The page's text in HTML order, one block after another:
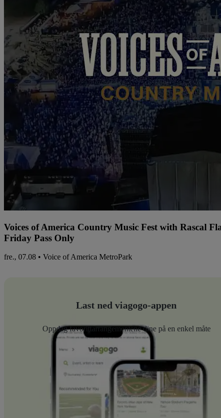
Voices of America Country Music Fest with Rascal
Friday Pass Only
fre., 07.08 • Voice of America MetroPark
Last ned viagogo-appen
Oppdag favorittarrangementene dine på en enkel måte